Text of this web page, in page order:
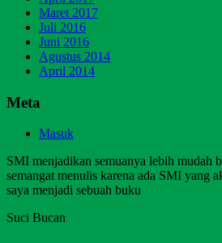
Maret 2017
Juli 2016
Juni 2016
Agustus 2014
April 2014
Meta
Masuk
SMI menjadikan semuanya lebih mudah
semangat menulis karena ada SMI yang
saya menjadi sebuah buku
Suci Bucan